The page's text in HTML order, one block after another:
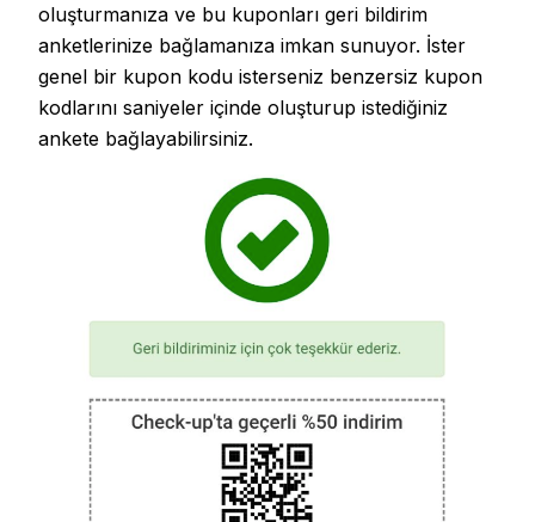
oluşturmanıza ve bu kuponları geri bildirim
anketlerinize bağlamanıza imkan sunuyor. İster
genel bir kupon kodu isterseniz benzersiz kupon
kodlarını saniyeler içinde oluşturup istediğiniz
ankete bağlayabilirsiniz.